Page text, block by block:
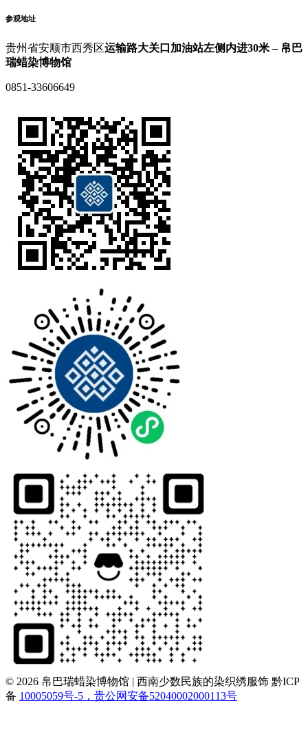
参观地址
贵州省安顺市西秀区运输路大关口加油站左侧内进30米 – 帛巴
瑞蜡染博物馆
0851-33606649
© 2026 帛巴瑞蜡染博物馆 | 西南少数民族的染织绣服饰 黔ICP
备 10005059号-5，贵公网安备52040002000113号